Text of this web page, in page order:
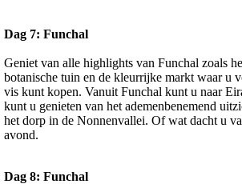
Dag 7: Funchal
Geniet van alle highlights van Funchal zoals
botanische tuin en de kleurrijke markt waar u
vis kunt kopen. Vanuit Funchal kunt u naar
kunt u genieten van het ademenbenemend
het dorp in de Nonnenvallei. Of wat dacht u
avond.
Dag 8: Funchal